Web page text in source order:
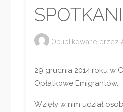
Opublikowane przez
29 grudnia 2014 roku w
Opłatkowe Emigrantów.
Wzięły w nim udział